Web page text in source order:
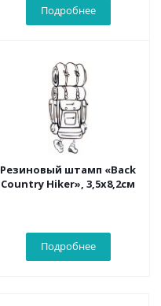
Подробнее
Резиновый штамп «Back
Country Hiker», 3,5x8,2см
Подробнее